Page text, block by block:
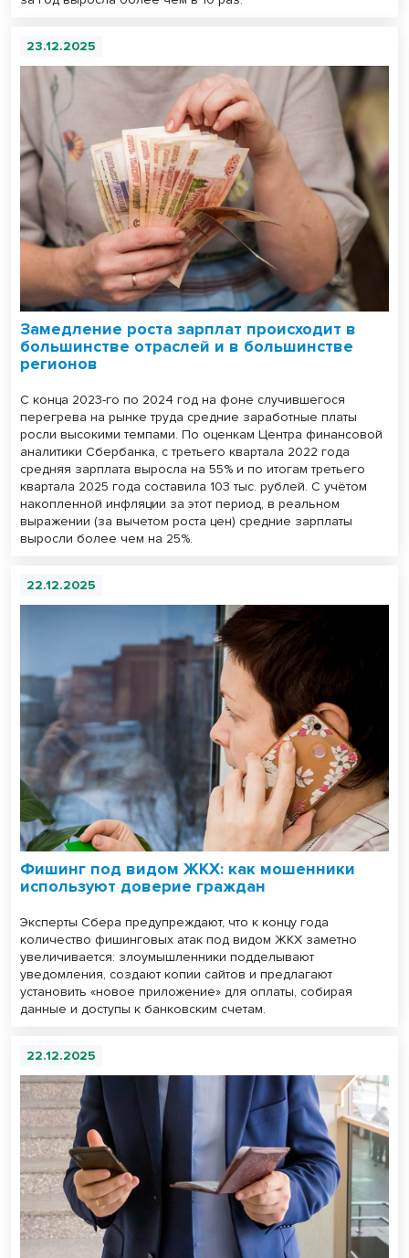
23.12.2025
Замедление роста зарплат происходит в
большинстве отраслей и в большинстве
регионов
С конца 2023-го по 2024 год на фоне случившегося
перегрева на рынке труда средние заработные платы
росли высокими темпами. По оценкам Центра финансовой
аналитики Сбербанка, с третьего квартала 2022 года
средняя зарплата выросла на 55% и по итогам третьего
квартала 2025 года составила 103 тыс. рублей. С учётом
накопленной инфляции за этот период, в реальном
выражении (за вычетом роста цен) средние зарплаты
выросли более чем на 25%.
22.12.2025
Фишинг под видом ЖКХ: как мошенники
используют доверие граждан
Эксперты Сбера предупреждают, что к концу года
количество фишинговых атак под видом ЖКХ заметно
увеличивается: злоумышленники подделывают
уведомления, создают копии сайтов и предлагают
установить «новое приложение» для оплаты, собирая
данные и доступы к банковским счетам.
22.12.2025